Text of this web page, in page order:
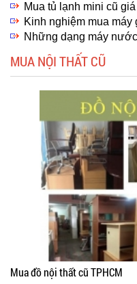
Mua tủ lạnh mini cũ
Kinh nghiệm mua
Những dạng máy
MUA NỘI THẤT CŨ
Mua đồ nội thất cũ TPHCM